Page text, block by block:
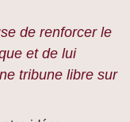
de renforcer le
et de lui
tribune libre sur